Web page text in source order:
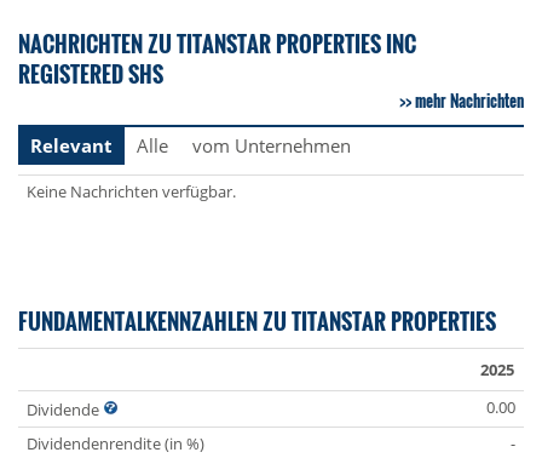
NACHRICHTEN ZU TITANSTAR PROPERTIES INC
REGISTERED SHS
mehr Nachrichten
Relevant
Alle vom Unternehmen
Keine Nachrichten verfügbar.
FUNDAMENTALKENNZAHLEN ZU TITANSTAR PROPERTIES
2025
Dividende
0.00
Dividendenrendite (in %)
-